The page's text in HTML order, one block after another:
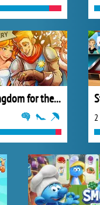
My Kingdom for the Princess Vollversion